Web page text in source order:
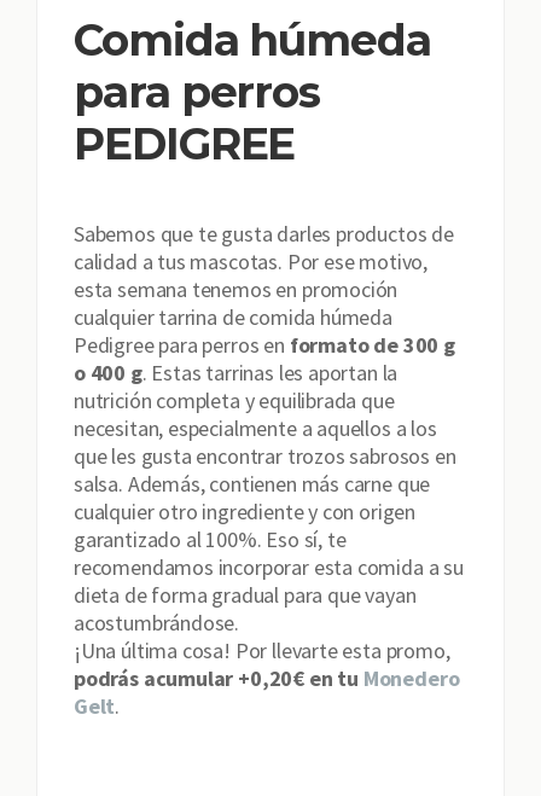
Comida húmeda
para perros
PEDIGREE
Sabemos que te gusta darles productos de
calidad a tus mascotas. Por ese motivo,
esta semana tenemos en promoción
cualquier tarrina de comida húmeda
Pedigree para perros en formato de 300 g
o 400 g. Estas tarrinas les aportan la
nutrición completa y equilibrada que
necesitan, especialmente a aquellos a los
que les gusta encontrar trozos sabrosos en
salsa. Además, contienen más carne que
cualquier otro ingrediente y con origen
garantizado al 100%. Eso sí, te
recomendamos incorporar esta comida a su
dieta de forma gradual para que vayan
acostumbrándose.
¡Una última cosa! Por llevarte esta promo,
podrás acumular +0,20€ en tu Monedero
Gelt.